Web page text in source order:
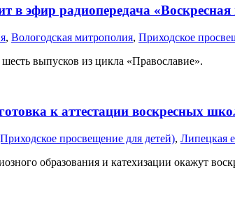
в эфир радиопередача
, Вологодская митрополия, Приходское
выпусков из цикла «Православие».
к аттестации воскресных
просвещение для детей), Липецкая
образования и катехизации окажут